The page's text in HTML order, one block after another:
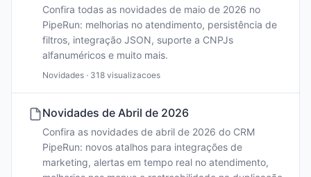
Confira todas as novidades de maio de 2026 no
PipeRun: melhorias no atendimento, persistência de
filtros, integração JSON, suporte a CNPJs
alfanuméricos e muito mais.
Novidades · 318 visualizacoes
Novidades de Abril de 2026
Confira as novidades de abril de 2026 do CRM
PipeRun: novos atalhos para integrações de
marketing, alertas em tempo real no atendimento,